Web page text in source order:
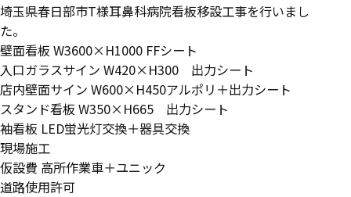
埼玉県春日部市T様耳鼻科病院看板移設工事を行いまし
た。
壁面看板 W3600×H1000 FFシート
入口ガラスサイン W420×H300 出力シート
店内壁面サイン W600×H450アルポリ＋出力シート
スタンド看板 W350×H665 出力シート
袖看板 LED蛍光灯交換＋器具交換
現場施工
仮設費 高所作業車＋ユニック
道路使用許可